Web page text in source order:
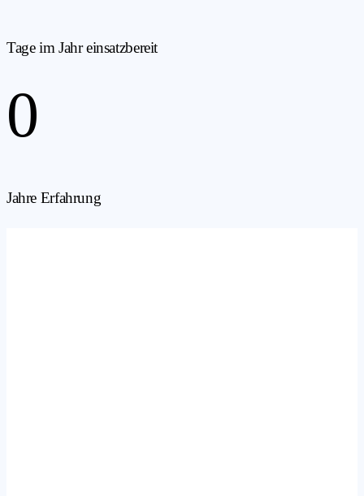
Tage im Jahr einsatzbereit
0
Jahre Erfahrung